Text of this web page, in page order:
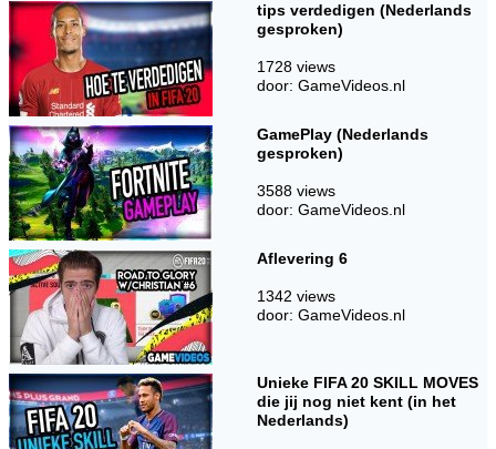
tips verdedigen (Nederlands
gesproken)
1728 views
door: GameVideos.nl
GamePlay (Nederlands
gesproken)
3588 views
door: GameVideos.nl
Aflevering 6
1342 views
door: GameVideos.nl
Unieke FIFA 20 SKILL MOVES
die jij nog niet kent (in het
Nederlands)